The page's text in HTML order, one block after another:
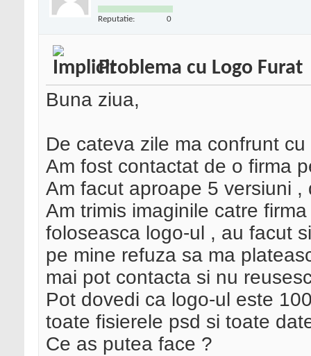
Reputatie: 0
Problema cu Logo Furat
Buna ziua,
De cateva zile ma confrunt
Am fost contactat de o firma
Am facut aproape 5 versiuni
Am trimis imaginile catre
foloseasca logo-ul , au facut
pe mine refuza sa ma
mai pot contacta si nu
Pot dovedi ca logo-ul este
toate fisierele psd si toate
Ce as putea face ?